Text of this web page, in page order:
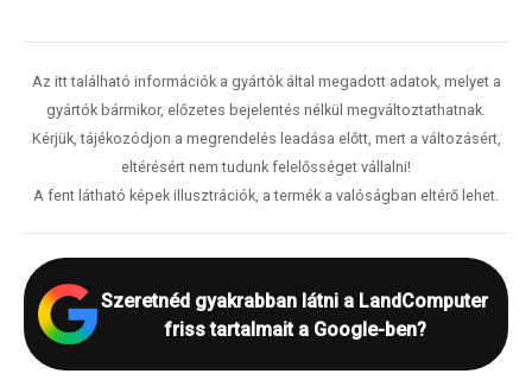
Az itt található információk a gyártók által megadott adatok, melyet a
gyártók bármikor, előzetes bejelentés nélkül megváltoztathatnak.
Kérjük, tájékozódjon a megrendelés leadása előtt, mert a változásért,
eltérésért nem tudunk felelősséget vállalni!
A fent látható képek illusztrációk, a termék a valóságban eltérő lehet.
Szeretnéd gyakrabban látni a LandComputer
friss tartalmait a Google-ben?